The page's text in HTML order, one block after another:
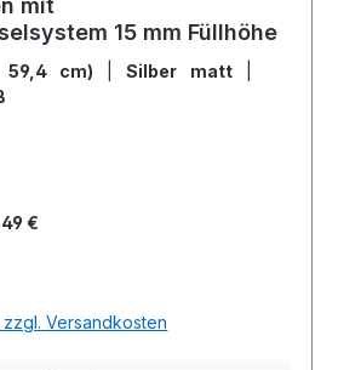
15 mm Füllhöhe
cm) |Silber matt
€
zzgl. Versandkosten